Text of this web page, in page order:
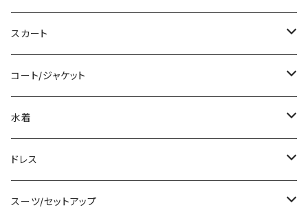
ロング/マキシ
袖付き
ノースリーブ
その他
チュニック
タンクトップ/キャミソール
シャツ/ブラウス
ベアトップ/チューブトップ
カーディガン/ボレロ
ニット/セーター
ショート丈
クロップド丈
ロング丈
デニム
レギンス
スカート
ミニ/ショート
ミディアム/ミモレ
ロング
その他
コート/ジャケット
コート
ジャケット
その他
水着
タンキニ
バンドゥビキニ
ドレス
ミニ/ショート
スーツ/セットアップ